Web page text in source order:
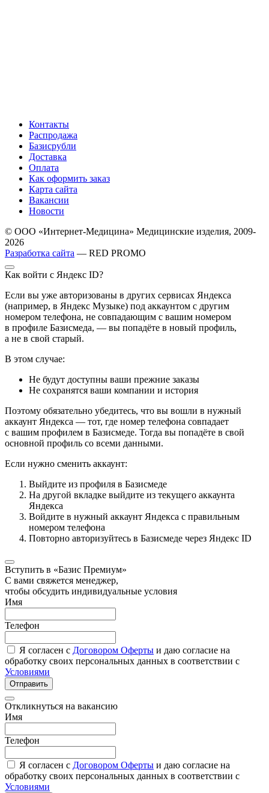
Контакты
Распродажа
Базисрубли
Доставка
Оплата
Как оформить заказ
Карта сайта
Вакансии
Новости
© ООО «Интернет-Медицина» Медицинские изделия, 2009-
2026
Разработка сайта — RED PROMO
Как войти с Яндекс ID?
Если вы уже авторизованы в других сервисах Яндекса
(например, в Яндекс Музыке) под аккаунтом с другим
номером телефона, не совпадающим с вашим номером
в профиле Базисмеда, — вы попадёте в новый профиль,
а не в свой старый.
В этом случае:
Не будут доступны ваши прежние заказы
Не сохранятся ваши компании и история
Поэтому обязательно убедитесь, что вы вошли в нужный
аккаунт Яндекса — тот, где номер телефона совпадает
с вашим профилем в Базисмеде. Тогда вы попадёте в свой
основной профиль со всеми данными.
Если нужно сменить аккаунт:
Выйдите из профиля в Базисмеде
На другой вкладке выйдите из текущего аккаунта
Яндекса
Войдите в нужный аккаунт Яндекса с правильным
номером телефона
Повторно авторизуйтесь в Базисмеде через Яндекс ID
Вступить в «Базис Премиум»
С вами свяжется менеджер,
чтобы обсудить индивидуальные условия
Имя
Телефон
Я согласен с Договором Оферты и даю согласие на
обработку своих персональных данных в соответствии с
Условиями
Отправить
Откликнуться на вакансию
Имя
Телефон
Я согласен с Договором Оферты и даю согласие на
обработку своих персональных данных в соответствии с
Условиями